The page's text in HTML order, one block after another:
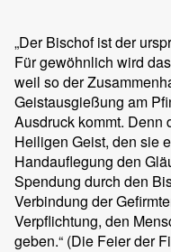
„Der Bischof ist der
Für gewöhnlich wird
weil so der
Geistausgießung am
Ausdruck kommt. Denn
Heiligen Geist, den sie
Handauflegung den
Spendung durch den
Verbindung der
Verpflichtung, den
geben.“ (Die Feier der